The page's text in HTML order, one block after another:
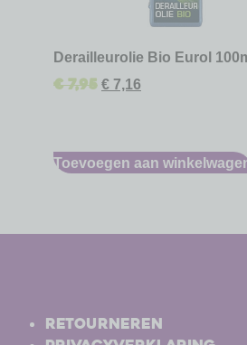
Derailleurolie Bio Eurol
€7,95 € 7,16
Toevoegen aan
Retourneren